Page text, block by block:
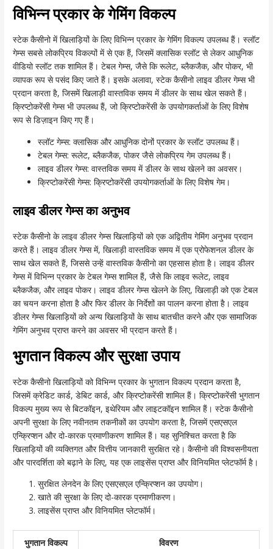
विभिन्न प्रकार के गेमिंग विकल्प
स्टेक कैसीनो में खिलाड़ियों के लिए विभिन्न प्रकार के गेमिंग विकल्प उपलब्ध हैं। स्लॉट
गेम्स सबसे लोकप्रिय विकल्पों में से एक हैं, जिसमें क्लासिक स्लॉट से लेकर आधुनिक
वीडियो स्लॉट तक शामिल हैं। टेबल गेम्स, जैसे कि रूलेट, ब्लैकजैक, और पोकर, भी
व्यापक रूप से पसंद किए जाते हैं। इसके अलावा, स्टेक कैसीनो लाइव डीलर गेम्स भी
प्रदान करता है, जिसमें खिलाड़ी वास्तविक समय में डीलर के साथ खेल सकते हैं।
क्रिप्टोकरेंसी गेम्स भी उपलब्ध हैं, जो क्रिप्टोकरेंसी के उपयोगकर्ताओं के लिए विशेष
रूप से डिज़ाइन किए गए हैं।
स्लॉट गेम्स: क्लासिक और आधुनिक दोनों प्रकार के स्लॉट उपलब्ध हैं।
टेबल गेम्स: रूलेट, ब्लैकजैक, पोकर जैसे लोकप्रिय गेम उपलब्ध हैं।
लाइव डीलर गेम्स: वास्तविक समय में डीलर के साथ खेलने का अवसर।
क्रिप्टोकरेंसी गेम्स: क्रिप्टोकरेंसी उपयोगकर्ताओं के लिए विशेष गेम।
लाइव डीलर गेम्स का अनुभव
स्टेक कैसीनो के लाइव डीलर गेम्स खिलाड़ियों को एक अद्वितीय गेमिंग अनुभव प्रदान
करते हैं। लाइव डीलर गेम्स में, खिलाड़ी वास्तविक समय में एक प्रोफेशनल डीलर के
साथ खेल सकते हैं, जिससे उन्हें वास्तविक कैसीनो का एहसास होता है। लाइव डीलर
गेम्स में विभिन्न प्रकार के टेबल गेम्स शामिल हैं, जैसे कि लाइव रूलेट, लाइव
ब्लैकजैक, और लाइव पोकर। लाइव डीलर गेम्स खेलने के लिए, खिलाड़ी को एक टेबल
का चयन करना होता है और फिर डीलर के निर्देशों का पालन करना होता है। लाइव
डीलर गेम्स खिलाड़ियों को अन्य खिलाड़ियों के साथ बातचीत करने और एक सामाजिक
गेमिंग अनुभव प्राप्त करने का अवसर भी प्रदान करते हैं।
भुगतान विकल्प और सुरक्षा उपाय
स्टेक कैसीनो खिलाड़ियों को विभिन्न प्रकार के भुगतान विकल्प प्रदान करता है,
जिसमें क्रेडिट कार्ड, डेबिट कार्ड, और क्रिप्टोकरेंसी शामिल हैं। क्रिप्टोकरेंसी भुगतान
विकल्प मुख्य रूप से बिटकॉइन, इथेरियम और लाइटकॉइन शामिल हैं। स्टेक कैसीनो
अपनी सुरक्षा के लिए नवीनतम तकनीकों का उपयोग करता है, जिसमें एसएसएल
एन्क्रिप्शन और दो-कारक प्रमाणीकरण शामिल हैं। यह सुनिश्चित करता है कि
खिलाड़ियों की व्यक्तिगत और वित्तीय जानकारी सुरक्षित रहे। कैसीनो की विश्वसनीयता
और पारदर्शिता को बढ़ाने के लिए, यह एक लाइसेंस प्राप्त और विनियमित प्लेटफॉर्म है।
सुरक्षित लेनदेन के लिए एसएसएल एन्क्रिप्शन का उपयोग।
खाते की सुरक्षा के लिए दो-कारक प्रमाणीकरण।
लाइसेंस प्राप्त और विनियमित प्लेटफॉर्म।
भुगतान विकल्प विवरण